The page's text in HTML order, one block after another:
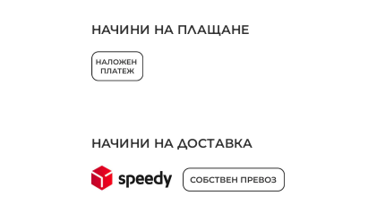
НАЧИНИ НА ПЛАЩАНЕ
НАЧИНИ НА ДОСТАВКА